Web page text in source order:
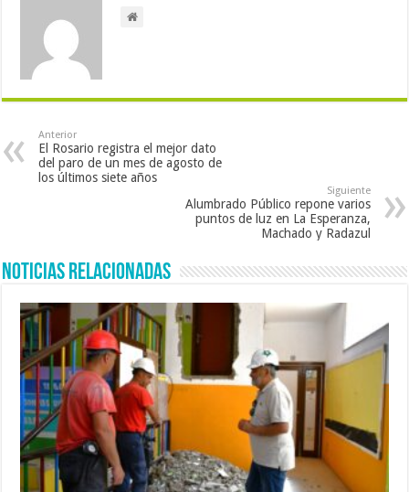
Anterior
El Rosario registra el mejor dato
del paro de un mes de agosto de
los últimos siete años
Siguiente
Alumbrado Público repone varios
puntos de luz en La Esperanza,
Machado y Radazul
Noticias Relacionadas